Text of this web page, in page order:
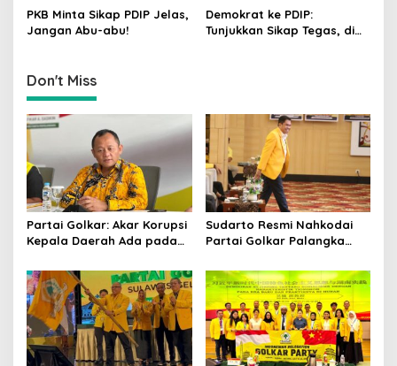
n
Kajian Putusan MK Sudah
Tuntas
Tantangan Zaman
PKB Minta Sikap PDIP Jelas,
Jangan Abu-abu!
Demokrat ke PDIP:
Tunjukkan Sikap Tegas, di
Don't Miss
Partai Golkar: Akar Korupsi
Kepala Daerah Ada pada
Pilkada
Sudarto Resmi Nahkodai
Partai Golkar Palangka
Semakin Solid dan
Dipercaya Rakyat